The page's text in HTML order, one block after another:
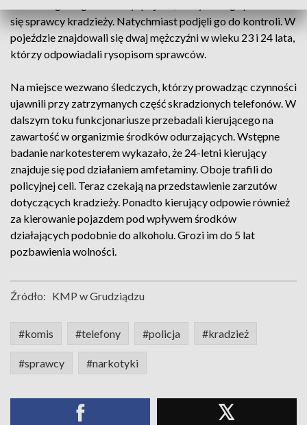
się sprawcy kradzieży. Natychmiast podjęli go do kontroli. W
pojeździe znajdowali się dwaj mężczyźni w wieku 23 i 24 lata,
którzy odpowiadali rysopisom sprawców.
Na miejsce wezwano śledczych, którzy prowadząc czynności
ujawnili przy zatrzymanych część skradzionych telefonów. W
dalszym toku funkcjonariusze przebadali kierującego na
zawartość w organizmie środków odurzających. Wstępne
badanie narkotesterem wykazało, że 24-letni kierujący
znajduje się pod działaniem amfetaminy. Oboje trafili do
policyjnej celi. Teraz czekają na przedstawienie zarzutów
dotyczących kradzieży. Ponadto kierujący odpowie również
za kierowanie pojazdem pod wpływem środków
działających podobnie do alkoholu. Grozi im do 5 lat
pozbawienia wolności.
Źródło: KMP w Grudziądzu
#komis #telefony #policja #kradzież
#sprawcy #narkotyki